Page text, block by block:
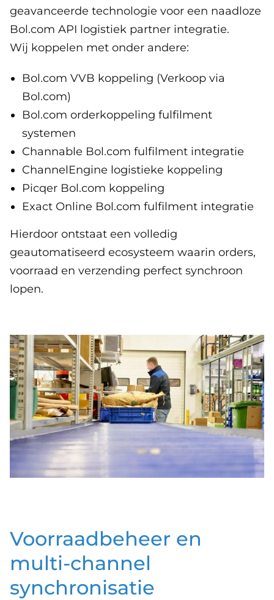
geavanceerde technologie voor een naadloze
Bol.com API logistiek partner integratie.
Wij koppelen met onder andere:
Bol.com VVB koppeling (Verkoop via
Bol.com)
Bol.com orderkoppeling fulfilment
systemen
Channable Bol.com fulfilment integratie
ChannelEngine logistieke koppeling
Picqer Bol.com koppeling
Exact Online Bol.com fulfilment integratie
Hierdoor ontstaat een volledig
geautomatiseerd ecosysteem waarin orders,
voorraad en verzending perfect synchroon
lopen.
Voorraadbeheer en
multi-channel
synchronisatie